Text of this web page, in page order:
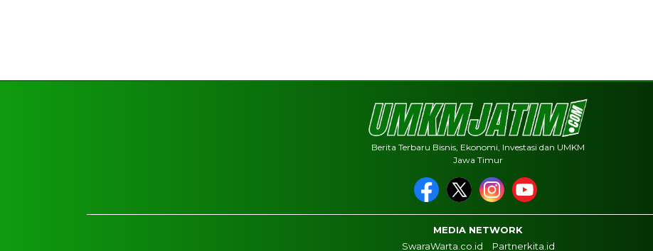
Berita Terbaru Bisnis, Ekonomi, Investasi dan UMKM
Jawa Timur
MEDIA NETWORK
SwaraWarta.co.id
Partnerkita.id